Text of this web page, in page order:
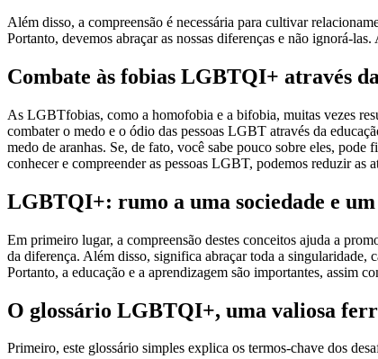
Além disso, a compreensão é necessária para cultivar
Portanto, devemos abraçar as nossas diferenças e não ignorá-
Combate às fobias LGBTQI+ através
As LGBTfobias, como a homofobia e a bifobia, muitas vezes
combater o medo e o ódio das pessoas LGBT através da
medo de aranhas. Se, de fato, você sabe pouco sobre eles,
conhecer e compreender as pessoas LGBT, podemos reduzir as
LGBTQI+: rumo a uma sociedade e
Em primeiro lugar, a compreensão destes conceitos ajuda a
da diferença. Além disso, significa abraçar toda a singularidade,
Portanto, a educação e a aprendizagem são importantes, assim
O glossário LGBTQI+, uma valiosa
Primeiro, este glossário simples explica os termos-chave dos